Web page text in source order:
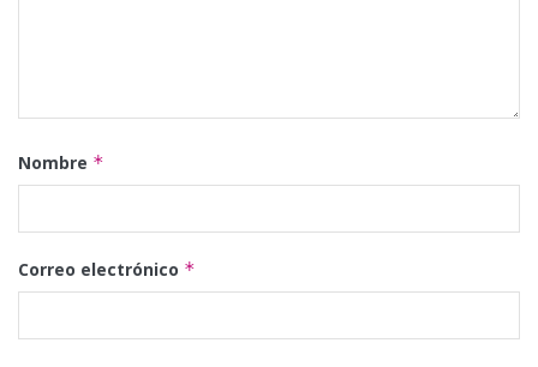
Nombre *
Correo electrónico *